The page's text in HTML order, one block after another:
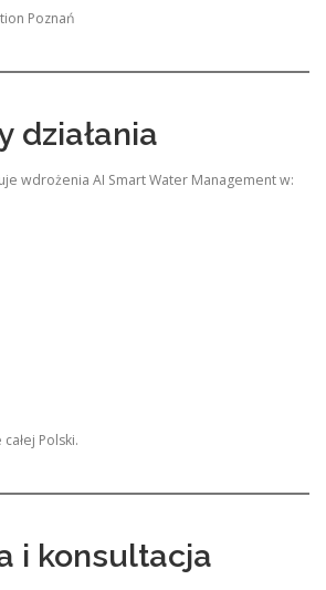
Poznań
działania
wdrożenia AI Smart Water Management w:
Polski.
i konsultacja